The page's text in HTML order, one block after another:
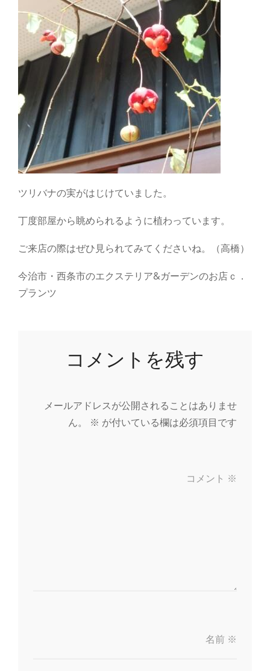
ツリバナの実がはじけていました。
丁度部屋から眺められるように植わっています。
ご来店の際はぜひ見られてみてくださいね。（高橋）
今治市・西条市のエクステリア&ガーデンのお店ｃ．
プランツ
コメントを残す
メールアドレスが公開されることはありませ
ん。
※ が付いている欄は必須項目です
コメント ※
名前 ※